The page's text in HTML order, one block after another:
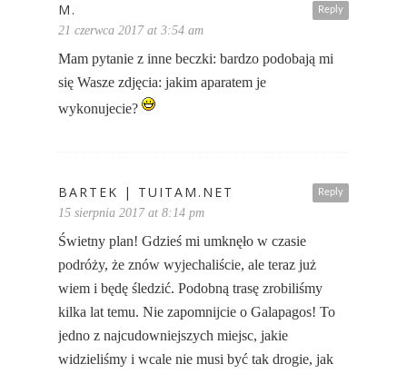
Reply
M.
21 czerwca 2017 at 3:54 am
Mam pytanie z inne beczki: bardzo podobają mi
się Wasze zdjęcia: jakim aparatem je
wykonujecie?
Reply
BARTEK | TUITAM.NET
15 sierpnia 2017 at 8:14 pm
Świetny plan! Gdzieś mi umknęło w czasie
podróży, że znów wyjechaliście, ale teraz już
wiem i będę śledzić. Podobną trasę zrobiliśmy
kilka lat temu. Nie zapomnijcie o Galapagos! To
jedno z najcudowniejszych miejsc, jakie
widzieliśmy i wcale nie musi być tak drogie, jak